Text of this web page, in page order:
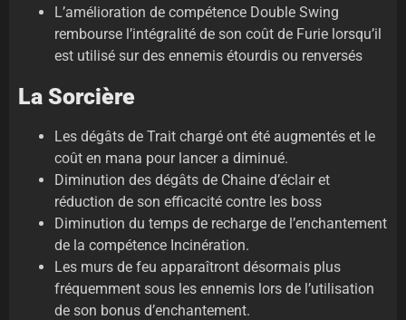
L’amélioration de compétence Double Swing
rembourse l’intégralité de son coût de Furie lorsqu’il
est utilisé sur des ennemis étourdis ou renversés
La Sorcière
Les dégâts de Trait chargé ont été augmentés et le
coût en mana pour lancer a diminué.
Diminution des dégâts de Chaine d’éclair et
réduction de son efficacité contre les boss
Diminution du temps de recharge de l’enchantement
de la compétence Incinération.
Les murs de feu apparaîtront désormais plus
fréquemment sous les ennemis lors de l’utilisation
de son bonus d’enchantement.